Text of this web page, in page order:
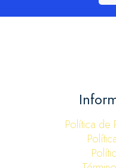
Política de